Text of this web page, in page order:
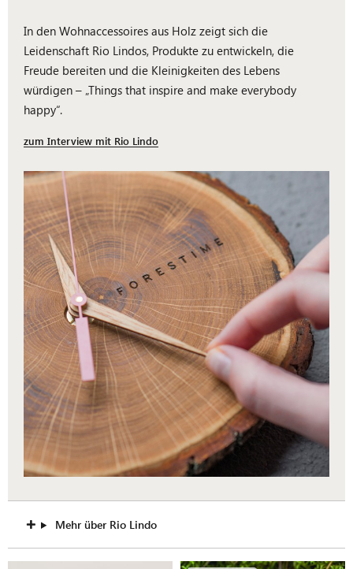
In den Wohnaccessoires aus Holz zeigt sich die
Leidenschaft Rio Lindos, Produkte zu entwickeln, die
Freude bereiten und die Kleinigkeiten des Lebens
würdigen – „Things that inspire and make everybody
happy“.
zum Interview mit Rio Lindo
Mehr über Rio Lindo